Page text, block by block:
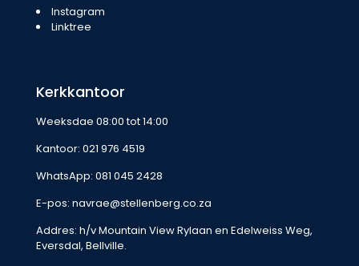
Instagram
Linktree
Kerkkantoor
Weeksdae 08:00 tot 14:00
Kantoor: 021 976 4519
WhatsApp: 081 045 2428
E-pos: navrae@stellenberg.co.za
Addres: h/v Mountain View Rylaan en Edelweiss Weg,
Eversdal, Bellville.